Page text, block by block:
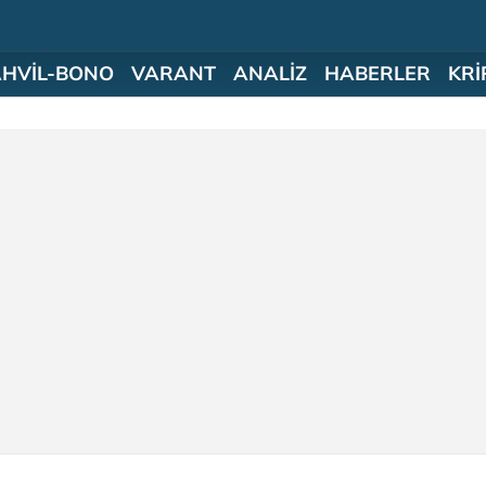
BONO VARANT ANALİZ HABERLER